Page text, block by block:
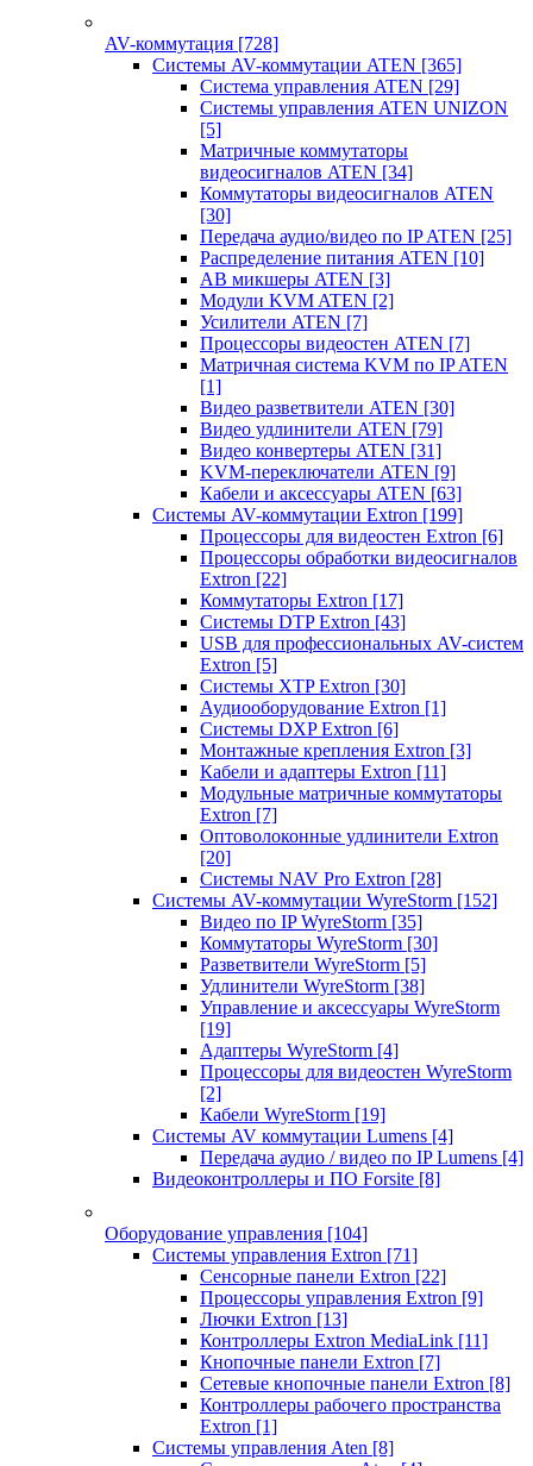
AV-коммутация [728]
Системы AV-коммутации ATEN [365]
Система управления ATEN [29]
Системы управления ATEN UNIZON
[5]
Матричные коммутаторы
видеосигналов ATEN [34]
Коммутаторы видеосигналов ATEN
[30]
Передача аудио/видео по IP ATEN [25]
Распределение питания ATEN [10]
АВ микшеры ATEN [3]
Модули KVM ATEN [2]
Усилители ATEN [7]
Процессоры видеостен ATEN [7]
Матричная система KVM по IP ATEN
[1]
Видео разветвители ATEN [30]
Видео удлинители ATEN [79]
Видео конвертеры ATEN [31]
KVM-переключатели ATEN [9]
Кабели и аксессуары ATEN [63]
Системы AV-коммутации Extron [199]
Процессоры для видеостен Extron [6]
Процессоры обработки видеосигналов
Extron [22]
Коммутаторы Extron [17]
Системы DTP Extron [43]
USB для профессиональных AV-систем
Extron [5]
Системы XTP Extron [30]
Аудиооборудование Extron [1]
Системы DXP Extron [6]
Монтажные крепления Extron [3]
Кабели и адаптеры Extron [11]
Модульные матричные коммутаторы
Extron [7]
Оптоволоконные удлинители Extron
[20]
Системы NAV Pro Extron [28]
Системы AV-коммутации WyreStorm [152]
Видео по IP WyreStorm [35]
Коммутаторы WyreStorm [30]
Разветвители WyreStorm [5]
Удлинители WyreStorm [38]
Управление и аксессуары WyreStorm
[19]
Адаптеры WyreStorm [4]
Процессоры для видеостен WyreStorm
[2]
Кабели WyreStorm [19]
Системы AV коммутации Lumens [4]
Передача аудио / видео по IP Lumens [4]
Видеоконтроллеры и ПО Forsite [8]
Оборудование управления [104]
Системы управления Extron [71]
Сенсорные панели Extron [22]
Процессоры управления Extron [9]
Лючки Extron [13]
Контроллеры Extron MediaLink [11]
Кнопочные панели Extron [7]
Сетевые кнопочные панели Extron [8]
Контроллеры рабочего пространства
Extron [1]
Системы управления Aten [8]